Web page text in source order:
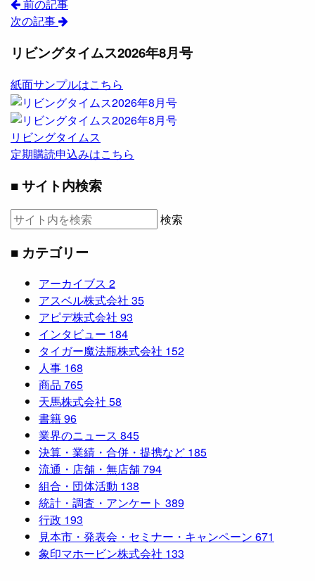
前の記事
次の記事
リビングタイムス2026年8月号
紙面サンプルはこちら
リビングタイムス
定期購読申込みはこちら
■ サイト内検索
検索
■ カテゴリー
アーカイブス 2
アスベル株式会社 35
アピデ株式会社 93
インタビュー 184
タイガー魔法瓶株式会社 152
人事 168
商品 765
天馬株式会社 58
書籍96
業界のニュース 845
決算・業績・合併・提携など 185
流通・店舗・無店舗794
組合・団体活動 138
統計・調査・アンケート 389
行政 193
見本市・発表会・セミナー・キャンペーン 671
象印マホービン株式会社 133